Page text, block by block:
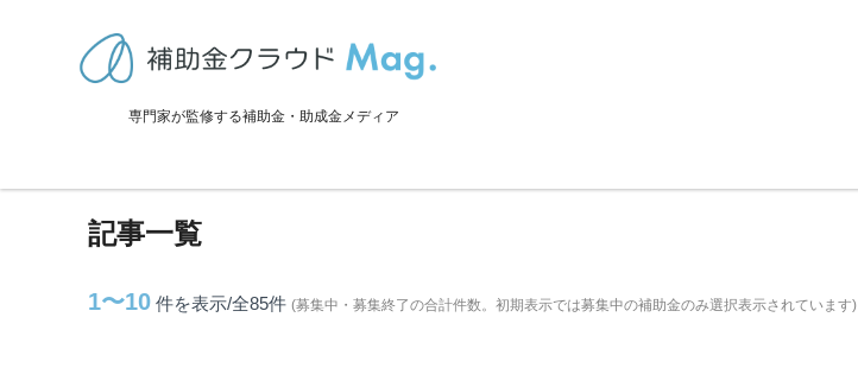
専門家が監修する補助金・助成金メディア
>補助金・助成金詳細
宇都宮市に関連する記事
記事一覧
1〜10 件を表示/全85件 (募集中・募集終了の合計件数。初期表示では募集中の補助金のみ選択表示されています)